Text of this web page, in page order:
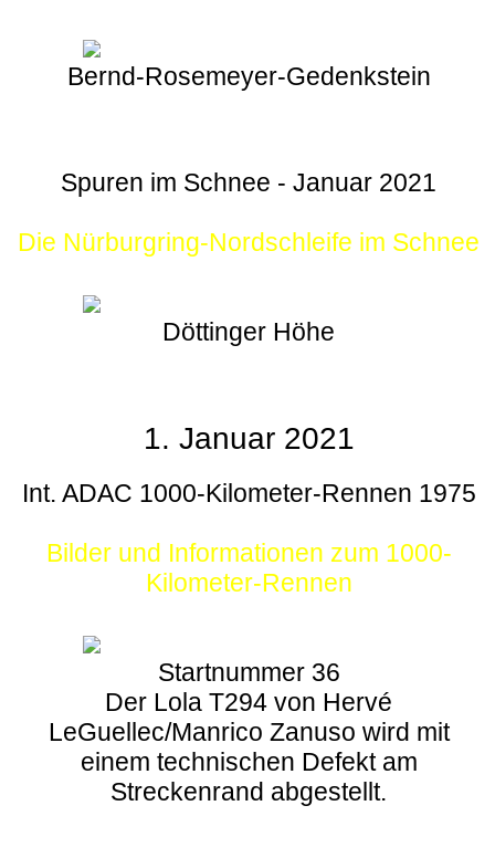
Bernd-Rosemeyer-Gedenkstein
Spuren im Schnee - Januar 2021
Die Nürburgring-Nordschleife im Schnee
Döttinger Höhe
1. Januar 2021
Int. ADAC 1000-Kilometer-Rennen 1975
Bilder und Informationen zum 1000-
Kilometer-Rennen
Startnummer 36
Der Lola T294 von Hervé
LeGuellec/Manrico Zanuso wird mit
einem technischen Defekt am
Streckenrand abgestellt.